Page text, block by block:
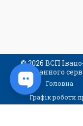
© 2026 ВСП
ресторанного
Головна
Графік роботи